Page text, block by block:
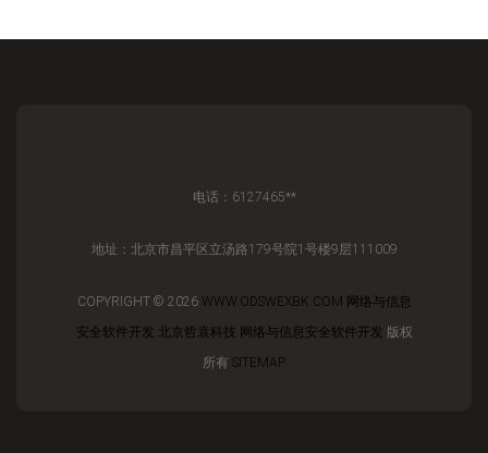
电话：6127465**
地址：北京市昌平区立汤路179号院1号楼9层111009
COPYRIGHT © 2026 WWW.ODSWEXBK.COM 网络与信息
安全软件开发 北京哲袁科技 网络与信息安全软件开发 版权
所有 SITEMAP